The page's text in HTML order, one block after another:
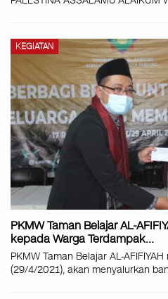
KEGIATAN
PKMW Taman Belajar AL-
kepada Warga Terdampak…
PKMW Taman Belajar AL-
(29/4/2021), akan menyalurkan